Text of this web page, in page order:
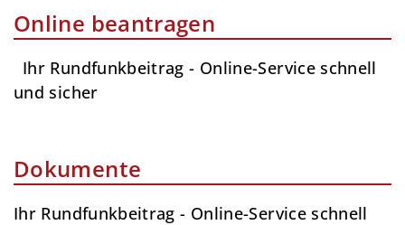
Online beantragen
Ihr Rundfunk­beitrag - Online-Service schnell
und sicher
Dokumente
Ihr Rundfunk­beitrag - Online-Service schnell